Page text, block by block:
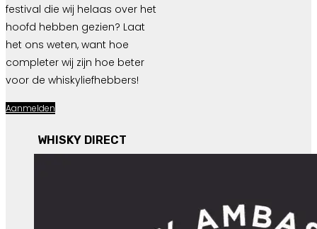
festival die wij helaas over het
hoofd hebben gezien? Laat
het ons weten, want hoe
completer wij zijn hoe beter
voor de whiskyliefhebbers!
Aanmelden
WHISKY DIRECT